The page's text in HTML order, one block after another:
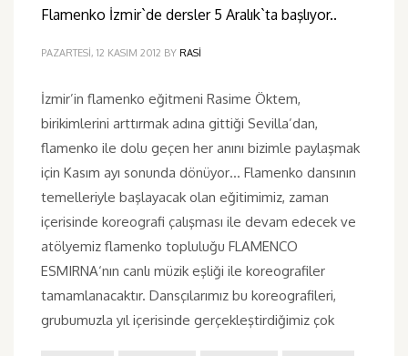
Flamenko İzmir`de dersler 5 Aralık`ta başlıyor..
PAZARTESI, 12 KASIM 2012 BY RASI
İzmir’in flamenko eğitmeni Rasime Öktem,
birikimlerini arttırmak adına gittiği Sevilla’dan,
flamenko ile dolu geçen her anını bizimle paylaşmak
için Kasım ayı sonunda dönüyor… Flamenko dansının
temelleriyle başlayacak olan eğitimimiz, zaman
içerisinde koreografi çalışması ile devam edecek ve
atölyemiz flamenko topluluğu FLAMENCO
ESMIRNA‘nın canlı müzik eşliği ile koreografiler
tamamlanacaktır. Dansçılarımız bu koreografileri,
grubumuzla yıl içerisinde gerçekleştirdiğimiz çok